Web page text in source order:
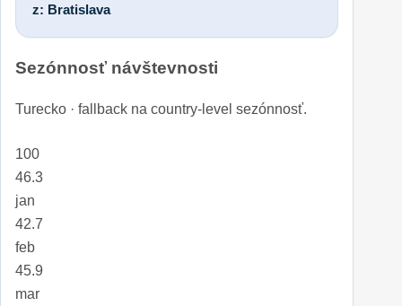
z: Bratislava
Sezónnosť návštevnosti
Turecko · fallback na country-level sezónnosť.
100
46.3
jan
42.7
feb
45.9
mar